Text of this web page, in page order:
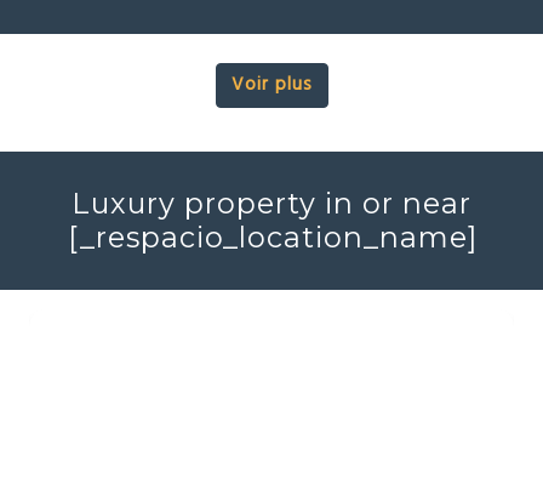
Voir plus
Luxury property in or near
[_respacio_location_name]